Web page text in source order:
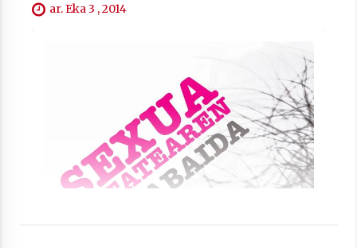
Arrosaren laburpen bideoa Hamaika
Telebistaren eskutik
2021/06/30
ar. Eka 3 , 2014